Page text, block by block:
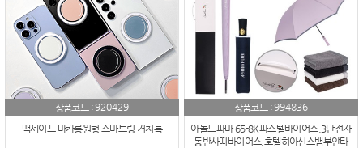
상품코드 :920429
맥세이프 마카롱원형 스마트링 거치톡
상품코드 :994836
아놀드파마 65-8K파스텔바이어스,3단전자
동반사띠바이어스,호텔히아신스뱀부얀타